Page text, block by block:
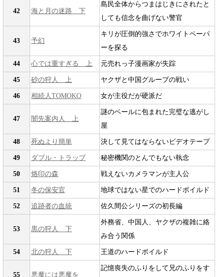
42 海と月の迷路 下
島民全体からつまはじきにされたと
しても信念を曲げない警官
43 予幻
キリが圧倒的強さでホワイトペーパ
ーを探る
44 心では重すぎる 上 元売れっ子漫画家が失踪
45 砂の狩人 上 ヤクザと中国グループの戦い
46 相続人TOMOKO 女が主役だが硬派だ
47 闇先案内人 上
謎のベールに包まれた完璧な逃がし
屋
48 死ぬより簡単 決して見てはならないビデオテープ
49 ダブル・トラップ 秘密機関のとんでもない執念
50 烙印の森 戦えないカメラマンが主人公
51 冬の保安官 地球ではない星でのハードボイルド
52 追跡者の血統 佐久間公シリーズの初長編
53 黒の狩人 下
外務省、中国人、ヤクザの複雑に絡
み合う関係
54 北の狩人 下 王道のハードボイルド
55 悪魔には悪魔を
記憶喪失のふりをして兄のふりをす